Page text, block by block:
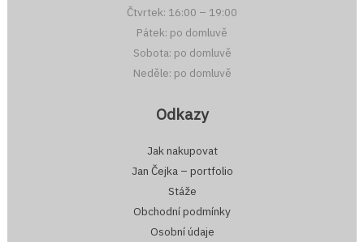
Čtvrtek: 16:00 – 19:00
Pátek: po domluvě
Sobota: po domluvě
Neděle: po domluvě
Odkazy
Jak nakupovat
Jan Čejka – portfolio
Stáže
Obchodní podmínky
Osobní údaje